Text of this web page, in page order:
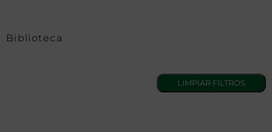
Biblioteca